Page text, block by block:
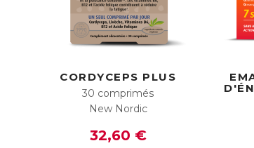
CORDYCEPS PLUS
30 comprimés
New Nordic
32,60 €